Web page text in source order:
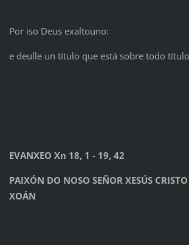
Por iso Deus exaltouno:
e deulle un título que está sobre todo título
EVANXEO Xn 18, 1 - 19, 42
PAIXÓN DO NOSO SEÑOR XESÚS
XOÁN